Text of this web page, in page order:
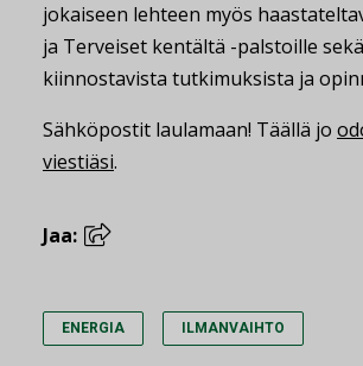
jokaiseen lehteen myös
ja Terveiset kentältä -palstoille
kiinnostavista tutkimuksista ja
Sähköpostit laulamaan! Täällä jo
viestiäsi.
Jaa:
ENERGIA ILMANVAIHTO